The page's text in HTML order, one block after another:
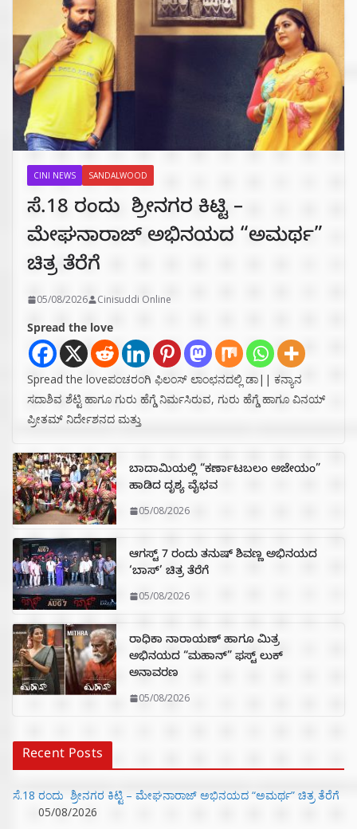
CINI NEWS SANDALWOOD
ಸೆ.18 ರಂದು ಶ್ರೀನಗರ ಕಿಟ್ಟಿ –
ಮೇಘನಾರಾಜ್ ಅಭಿನಯದ “ಅಮರ್ಥ”
ಚಿತ್ರ ತೆರೆಗೆ
05/08/2026 Cinisuddi Online
Spread the love
Spread the loveಪಂಚರಂಗಿ ಫಿಲಂಸ್ ಲಾಂಛನದಲ್ಲಿ ಡಾ|| ಕನ್ಯಾನ
ಸದಾಶಿವ ಶೆಟ್ಟಿ ಹಾಗೂ ಗುರು ಹೆಗ್ಡೆ ನಿರ್ಮಸಿರುವ, ಗುರು ಹೆಗ್ಡೆ ಹಾಗೂ ವಿನಯ್
ಪ್ರೀತಮ್ ನಿರ್ದೇಶನದ ಮತ್ತು
ಬಾದಾಮಿಯಲ್ಲಿ “ಕರ್ಣಾಟಬಲಂ ಅಜೇಯಂ”
ಹಾಡಿದ ದೃಶ್ಯ ವೈಭವ
05/08/2026
ಆಗಸ್ಟ್ 7 ರಂದು ತನುಷ್ ಶಿವಣ್ಣ ಅಭಿನಯದ
‘ಬಾಸ್’ ಚಿತ್ರ ತೆರೆಗೆ
05/08/2026
ರಾಧಿಕಾ ನಾರಾಯಣ್ ಹಾಗೂ ಮಿತ್ರ
ಅಭಿನಯದ “ಮಹಾನ್” ಫಸ್ಟ್ ಲುಕ್
ಅನಾವರಣ
05/08/2026
Recent Posts
ಸೆ.18 ರಂದು ಶ್ರೀನಗರ ಕಿಟ್ಟಿ – ಮೇಘನಾರಾಜ್ ಅಭಿನಯದ “ಅಮರ್ಥ” ಚಿತ್ರ ತೆರೆಗೆ
05/08/2026